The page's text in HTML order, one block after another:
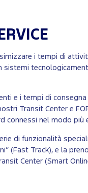
i tempi di
sistemi
e i tempi di
Transit Center e
connessi nel modo più
di funzionalità
(Fast Track), e la
Center (Smart